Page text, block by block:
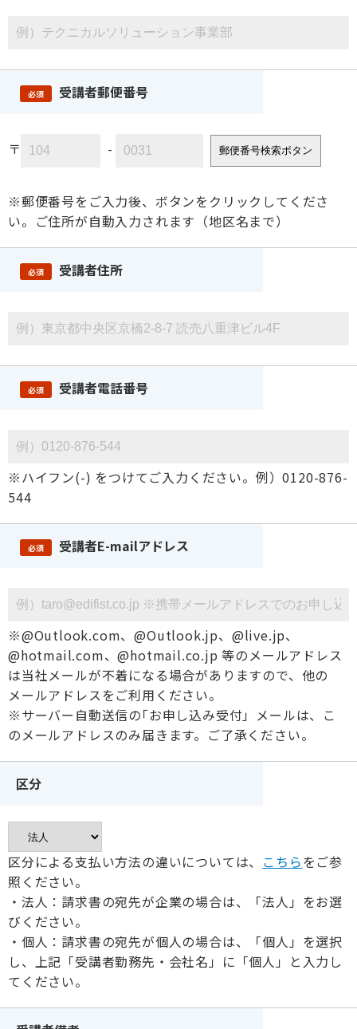
必須 受講者郵便番号
〒 - 郵便番号検索ボタン
※郵便番号をご入力後、ボタンをクリックしてくださ
い。ご住所が自動入力されます（地区名まで）
必須 受講者住所
必須 受講者電話番号
※ハイフン(-) をつけてご入力ください。例）0120-876-
544
必須 受講者E-mailアドレス
※@Outlook.com、@Outlook.jp、@live.jp、
@hotmail.com、@hotmail.co.jp 等のメールアドレス
は当社メールが不着になる場合がありますので、他の
メールアドレスをご利用ください。
※サーバー自動送信の｢お申し込み受付」メールは、こ
のメールアドレスのみ届きます。ご了承ください。
区分
区分による支払い方法の違いについては、 こちらをご参
照ください。
・法人：請求書の宛先が企業の場合は、「法人」をお選
びください。
・個人：請求書の宛先が個人の場合は、「個人」を選択
し、上記「受講者勤務先・会社名」に「個人」と入力し
てください。